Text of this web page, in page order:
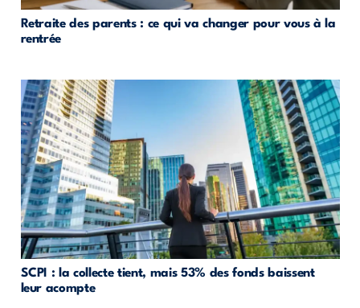
Retraite des parents : ce qui va changer pour vous à la
rentrée
SCPI : la collecte tient, mais 53% des fonds baissent
leur acompte